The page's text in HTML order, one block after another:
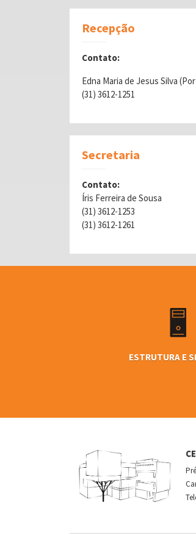
Recepção
Contato:
Edna Maria de Jesus Silva
(31) 3612-1251
Secretaria
Contato:
Íris Ferreira de Sousa
(31) 3612-1253
(31) 3612-1261
ESTRUTURA E